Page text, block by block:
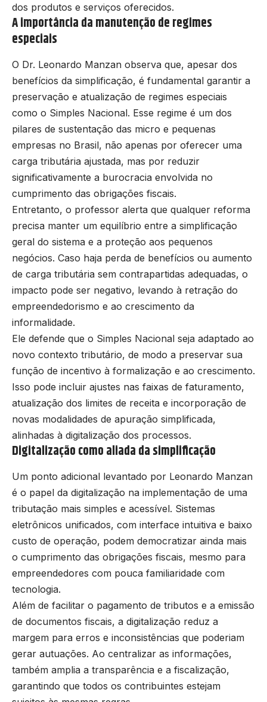
dos produtos e serviços oferecidos.
A importância da manutenção de regimes
especiais
O Dr. Leonardo Manzan observa que, apesar dos
benefícios da simplificação, é fundamental garantir a
preservação e atualização de regimes especiais
como o Simples Nacional. Esse regime é um dos
pilares de sustentação das micro e pequenas
empresas no Brasil, não apenas por oferecer uma
carga tributária ajustada, mas por reduzir
significativamente a burocracia envolvida no
cumprimento das obrigações fiscais.
Entretanto, o professor alerta que qualquer reforma
precisa manter um equilíbrio entre a simplificação
geral do sistema e a proteção aos pequenos
negócios. Caso haja perda de benefícios ou aumento
de carga tributária sem contrapartidas adequadas, o
impacto pode ser negativo, levando à retração do
empreendedorismo e ao crescimento da
informalidade.
Ele defende que o Simples Nacional seja adaptado ao
novo contexto tributário, de modo a preservar sua
função de incentivo à formalização e ao crescimento.
Isso pode incluir ajustes nas faixas de faturamento,
atualização dos limites de receita e incorporação de
novas modalidades de apuração simplificada,
alinhadas à digitalização dos processos.
Digitalização como aliada da simplificação
Um ponto adicional levantado por Leonardo Manzan
é o papel da digitalização na implementação de uma
tributação mais simples e acessível. Sistemas
eletrônicos unificados, com interface intuitiva e baixo
custo de operação, podem democratizar ainda mais
o cumprimento das obrigações fiscais, mesmo para
empreendedores com pouca familiaridade com
tecnologia.
Além de facilitar o pagamento de tributos e a emissão
de documentos fiscais, a digitalização reduz a
margem para erros e inconsistências que poderiam
gerar autuações. Ao centralizar as informações,
também amplia a transparência e a fiscalização,
garantindo que todos os contribuintes estejam